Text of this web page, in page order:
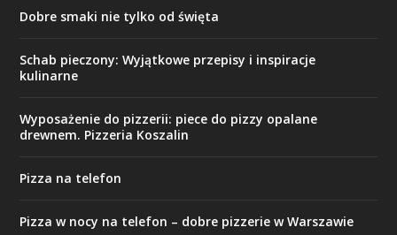
Dobre smaki nie tylko od święta
Schab pieczony: Wyjątkowe przepisy i inspiracje
kulinarne
Wyposażenie do pizzerii: piece do pizzy opalane
drewnem. Pizzeria Koszalin
Pizza na telefon
Pizza w nocy na telefon – dobre pizzerie w Warszawie